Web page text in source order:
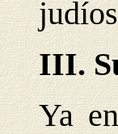
III.
Ya